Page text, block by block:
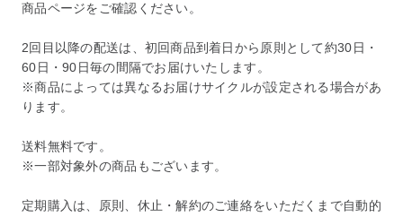
商品ページをご確認ください。
2回目以降の配送は、初回商品到着日から原則として約30日・
60日・90日毎の間隔でお届けいたします。
※商品によっては異なるお届けサイクルが設定される場合があ
ります。
送料無料です。
※一部対象外の商品もございます。
定期購入は、原則、休止・解約のご連絡をいただくまで自動的